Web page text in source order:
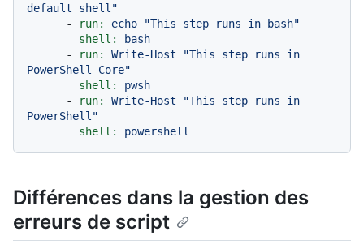
default shell"
-
run: echo
"This step runs in bash"
shell:
bash
-
run: Write-Host
"This step runs in
PowerShell Core"
shell:
pwsh
-
run: Write-Host
"This step runs in
PowerShell"
shell:
powershell
Différences dans la gestion des
erreurs de script